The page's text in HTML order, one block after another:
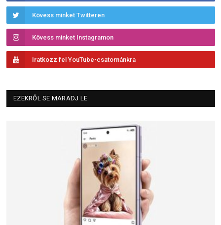
Kövess minket Twitteren
Kövess minket Instagramon
Iratkozz fel YouTube-csatornánkra
EZEKRŐL SE MARADJ LE